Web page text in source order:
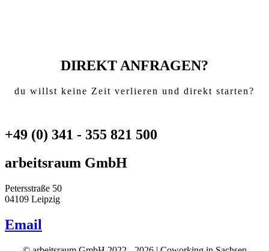
DIREKT ANFRAGEN?
du willst keine Zeit verlieren und direkt starten?
+49 (0) 341 - 355 821 500
arbeitsraum GmbH
Petersstraße 50
04109 Leipzig
Email